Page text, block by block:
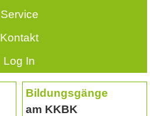
Service
Kontakt
Log In
Bildungsgänge
am KKBK